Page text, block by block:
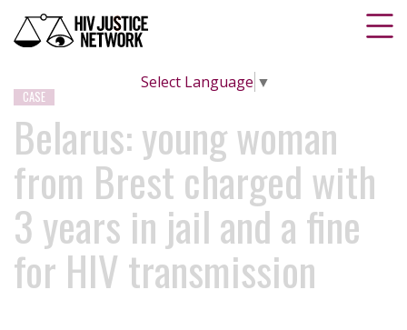
Select Language ▼
CASE
Belarus: young woman
from Brest charged with
3 years in jail and a fine
for HIV transmission